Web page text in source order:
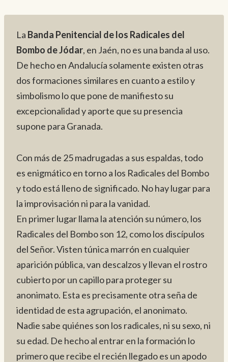
La Banda Penitencial de los Radicales del
Bombo de Jódar, en Jaén, no es una banda al uso.
De hecho en Andalucía solamente existen otras
dos formaciones similares en cuanto a estilo y
simbolismo lo que pone de manifiesto su
excepcionalidad y aporte que su presencia
supone para Granada.
Con más de 25 madrugadas a sus espaldas, todo
es enigmático en torno a los Radicales del Bombo
y todo está lleno de significado. No hay lugar para
la improvisación ni para la vanidad.
En primer lugar llama la atención su número, los
Radicales del Bombo son 12, como los discípulos
del Señor. Visten túnica marrón en cualquier
aparición pública, van descalzos y llevan el rostro
cubierto por un capillo para proteger su
anonimato. Esta es precisamente otra seña de
identidad de esta agrupación, el anonimato.
Nadie sabe quiénes son los radicales, ni su sexo, ni
su edad. De hecho al entrar en la formación lo
primero que recibe el recién llegado es un apodo